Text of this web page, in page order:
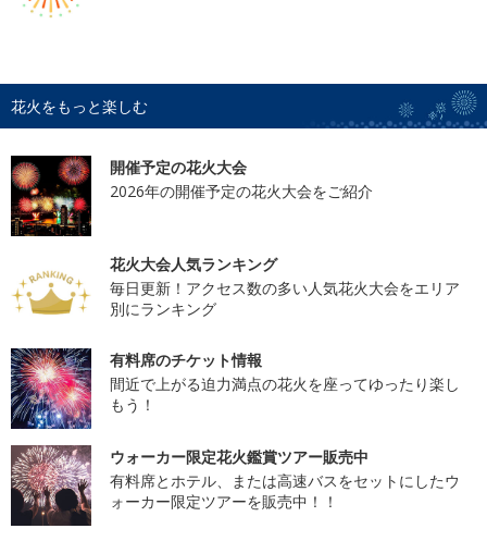
花火をもっと楽しむ
開催予定の花火大会
2026年の開催予定の花火大会をご紹介
花火大会人気ランキング
毎日更新！アクセス数の多い人気花火大会をエリア
別にランキング
有料席のチケット情報
間近で上がる迫力満点の花火を座ってゆったり楽し
もう！
ウォーカー限定花火鑑賞ツアー販売中
有料席とホテル、または高速バスをセットにしたウ
ォーカー限定ツアーを販売中！！